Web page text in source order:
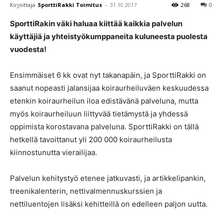
Kirjoittaja SporttiRakki Toimitus - 31.10.2017 0
268
SporttiRakin väki haluaa kiittää kaikkia palvelun
käyttäjiä ja yhteistyökumppaneita kuluneesta puolesta
vuodesta!
Ensimmäiset 6 kk ovat nyt takanapäin, ja SporttiRakki on
saanut nopeasti jalansijaa koiraurheiluväen keskuudessa
etenkin koiraurheilun iloa edistävänä palveluna, mutta
myös koiraurheiluun liittyvää tietämystä ja yhdessä
oppimista korostavana palveluna. SporttiRakki on tällä
hetkellä tavoittanut yli 200 000 koiraurheilusta
kiinnostunutta vierailijaa.
Palvelun kehitystyö etenee jatkuvasti, ja artikkelipankin,
treenikalenterin, nettivalmennuskurssien ja
nettiluentojen lisäksi kehitteillä on edelleen paljon uutta.